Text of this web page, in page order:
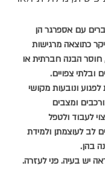
עם אספרגר הן
כתוצאה מרגישות
הבנה חברתית או
ובלתי צפויים.
לפגוע ונובעות מקושי
ומצבים
לעבוד ולטפל
לב לעוצמתן ולמידת
בהן.
יש בעיה. פני לעזרה.